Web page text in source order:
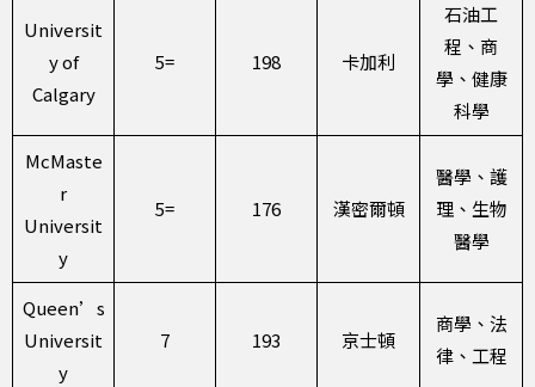
Universit
y of
Calgary
5= 198 卡加利
石油工
程、商
學、健康
科學
McMaste
r
Universit
y
5= 176 漢密爾頓
醫學、護
理、生物
醫學
Queen’s
Universit
y
7 193 京士頓
商學、法
律、工程